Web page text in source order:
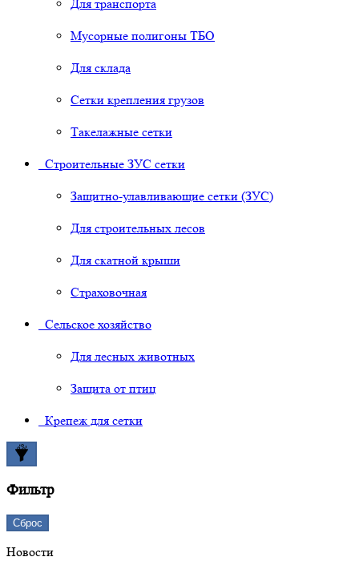
Для транспорта
Мусорные полигоны ТБО
Для склада
Сетки крепления грузов
Такелажные сетки
Строительные ЗУС сетки
Защитно-улавливающие сетки (ЗУС)
Для строительных лесов
Для скатной крыши
Страховочная
Сельское хозяйство
Для лесных животных
Защита от птиц
Крепеж для сетки
Фильтр
Сброс
Новости